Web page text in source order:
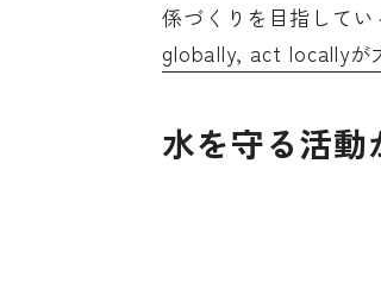
係づくりを目指して
globally, act locallyが
水を守る活動